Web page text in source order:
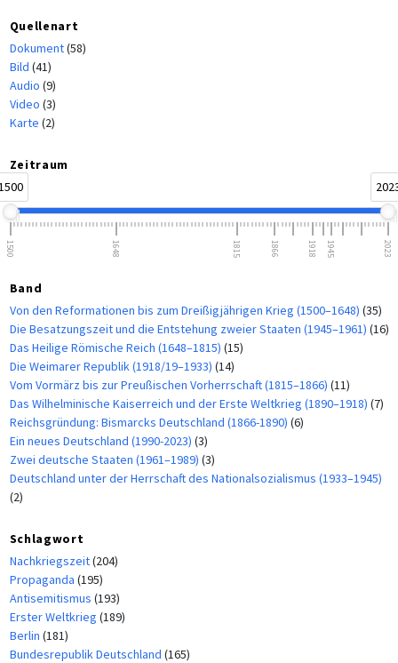
Quellenart
Dokument(58)
Bild (41)
Audio (9)
Video (3)
Karte (2)
Zeitraum
1500 1648 1815 1866 1918 1945 2023
Band
Von den Reformationen bis zum Dreißigjährigen Krieg (1500–1648) (35)
Die Besatzungszeit und die Entstehung zweier Staaten (1945–1961) (16)
Das Heilige Römische Reich (1648–1815) (15)
Die Weimarer Republik (1918/19–1933) (14)
Vom Vormärz bis zur Preußischen Vorherrschaft (1815–1866) (11)
Das Wilhelminische Kaiserreich und der Erste Weltkrieg (1890–1918) (7)
Reichsgründung: Bismarcks Deutschland (1866-1890) (6)
Ein neues Deutschland (1990-2023) (3)
Zwei deutsche Staaten (1961–1989) (3)
Deutschland unter der Herrschaft des Nationalsozialismus (1933–1945)
(2)
Schlagwort
Nachkriegszeit(204)
Propaganda (195)
Antisemitismus (193)
Erster Weltkrieg (189)
Berlin (181)
Bundesrepublik Deutschland (165)